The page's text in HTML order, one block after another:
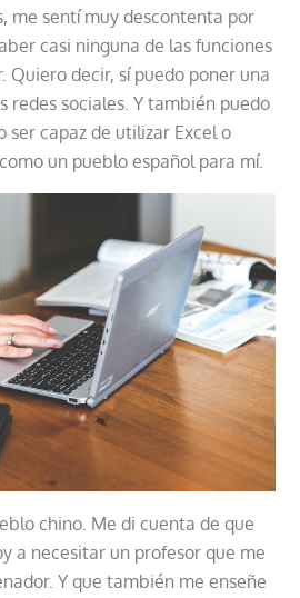
me sentí muy descontenta por
casi ninguna de las funciones
Quiero decir, sí puedo poner una
redes sociales. Y también puedo
ser capaz de utilizar Excel o
un pueblo español para mí.
chino. Me di cuenta de que
a necesitar un profesor que me
Y que también me enseñe